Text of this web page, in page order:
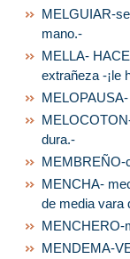
MELGUIAR-
mano.-
MELLA-
extrañeza -¡le
dura.-
MEMBREÑO-
MENCHA-
de media vara
MENCHERO-
MENDEMA-